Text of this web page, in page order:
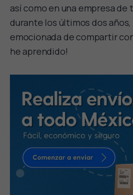
así como en una empresa de
durante los últimos dos años,
emocionada de compartir
he aprendido!